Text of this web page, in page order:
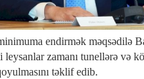
endirmək məqsədilə
zamanı tunellərə və
təklif edib.